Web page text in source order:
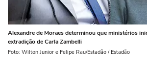
Alexandre de Moraes determinou que ministérios
extradição de Carla Zambelli
Foto: Wilton Junior e Felipe Rau/Estadão / Estadão